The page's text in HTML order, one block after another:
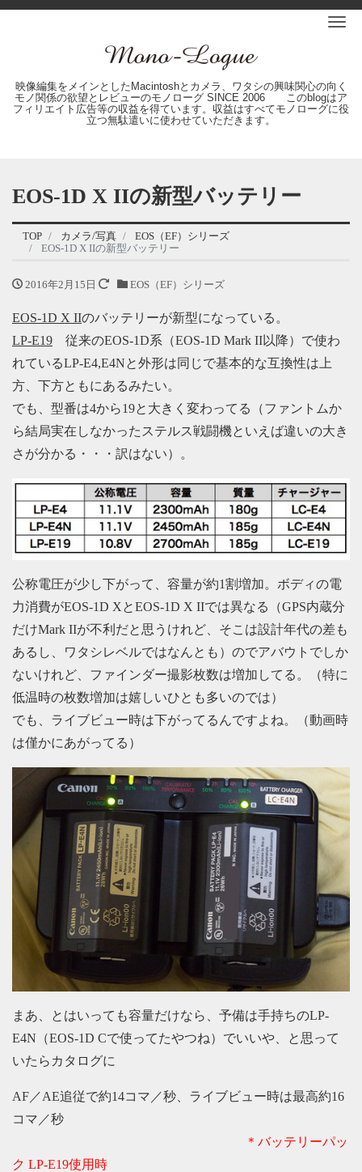
映像編集をメインとしたMacintoshとカメラ、ワタシの興味関心の向く
モノ関係の欲望とレビューのモノローグ SINCE 2006 このblogはア
フィリエイト広告等の収益を得ています。収益はすべてモノローグに役
立つ無駄遣いに使わせていただきます。
EOS-1D X IIの新型バッテリー
TOP カメラ/写真
EOS（EF）シリーズ
EOS-1D X IIの新型バッテリー
2016年2月15日 EOS（EF）シリーズ
EOS-1D X IIのバッテリーが新型になっている。
LP-E19 従来のEOS-1D系（EOS-1D Mark II以降）で使わ
れているLP-E4,E4Nと外形は同じで基本的な互換性は上
方、下方ともにあるみたい。
でも、型番は4から19と大きく変わってる（ファントムか
ら結局実在しなかったステルス戦闘機といえば違いの大き
さが分かる・・・訳はない）。
公称電圧が少し下がって、容量が約1割増加。ボディの電
力消費がEOS-1D XとEOS-1D X IIでは異なる（GPS内蔵分
だけMark IIが不利だと思うけれど、そこは設計年代の差も
あるし、ワタシレベルではなんとも）のでアバウトでしか
ないけれど、ファインダー撮影枚数は増加してる。（特に
低温時の枚数増加は嬉しいひとも多いのでは）
でも、ライブビュー時は下がってるんですよね。（動画時
は僅かにあがってる）
まあ、とはいっても容量だけなら、予備は手持ちのLP-
E4N（EOS-1D Cで使ってたやつね）でいいや、と思って
いたらカタログに
AF／AE追従で約14コマ／秒、ライブビュー時は最高約16
コマ／秒
＊バッテリーパッ
ク LP-E19使用時